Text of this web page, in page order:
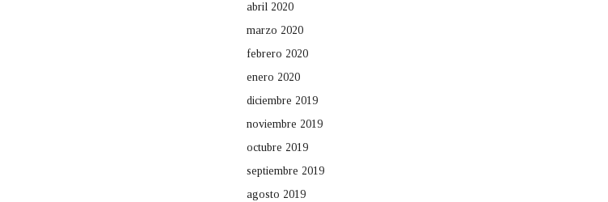
abril 2020
marzo 2020
febrero 2020
enero 2020
diciembre 2019
noviembre 2019
octubre 2019
septiembre 2019
agosto 2019